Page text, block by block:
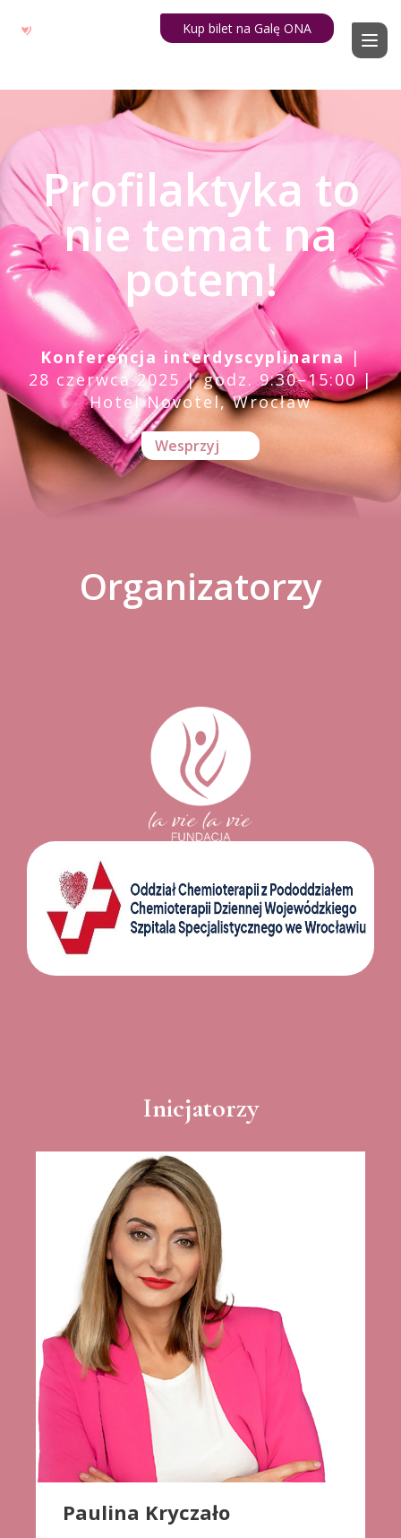
Kup bilet na Galę ONA
Profilaktyka to
nie temat na
potem!
Konferencja interdyscyplinarna|
28 czerwca 2025 | godz. 9:30–15:00 |
Hotel Novotel, Wrocław
Wesprzyj
Organizatorzy
Inicjatorzy
Paulina Kryczało